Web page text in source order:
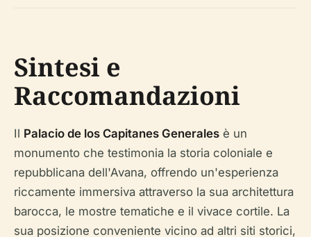
Sintesi e
Raccomandazioni
Il Palacio de los Capitanes Generales è un
monumento che testimonia la storia coloniale e
repubblicana dell'Avana, offrendo un'esperienza
riccamente immersiva attraverso la sua architettura
barocca, le mostre tematiche e il vivace cortile. La
sua posizione conveniente vicino ad altri siti storici,